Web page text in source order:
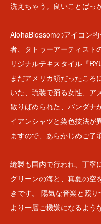
洗えちゃう。良いことばっ
AlohaBlossomのアイコン
者、タトゥーアーティス
リジナルテキスタイル『
まだアメリカ領だったころ
いた、琉装で踊る女性、ア
散りばめられた、バンダナ
イアンシャツと染色技法が
ますので、あらかじめご了
縫製も国内で行われ、丁寧
グリーンの海と、真夏の空
きです。 陽気な音楽と照
より一層ご機嫌になるよう